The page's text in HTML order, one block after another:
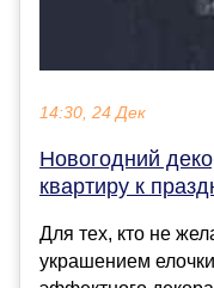
14:30, 24 Дек
Новогодний
квартиру к
Для тех, кто не
украшением